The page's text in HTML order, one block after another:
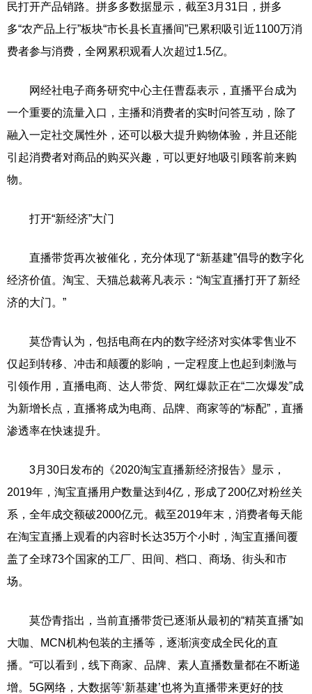
民打开产品销路。拼多多数据显示，截至3月31日，拼多
多“农产品上行”板块“市长县长直播间”已累积吸引近1100万消
费者参与消费，全网累积观看人次超过1.5亿。
网经社电子商务研究中心主任曹磊表示，直播平台成为
一个重要的流量入口，主播和消费者的实时问答互动，除了
融入一定社交属性外，还可以极大提升购物体验，并且还能
引起消费者对商品的购买兴趣，可以更好地吸引顾客前来购
物。
打开“新经济”大门
直播带货再次被催化，充分体现了“新基建”倡导的数字化
经济价值。淘宝、天猫总裁蒋凡表示：“淘宝直播打开了新经
济的大门。”
莫岱青认为，包括电商在内的数字经济对实体零售业不
仅起到转移、冲击和颠覆的影响，一定程度上也起到刺激与
引领作用，直播电商、达人带货、网红爆款正在“二次爆发”成
为新增长点，直播将成为电商、品牌、商家等的“标配”，直播
渗透率在快速提升。
3月30日发布的《2020淘宝直播新经济报告》显示，
2019年，淘宝直播用户数量达到4亿，形成了200亿对粉丝关
系，全年成交额破2000亿元。截至2019年末，消费者每天能
在淘宝直播上观看的内容时长达35万个小时，淘宝直播间覆
盖了全球73个国家的工厂、田间、档口、商场、街头和市
场。
莫岱青指出，当前直播带货已逐渐从最初的“精英直播”如
大咖、MCN机构包装的主播等，逐渐演变成全民化的直
播。“可以看到，线下商家、品牌、素人直播数量都在不断递
增。5G网络，大数据等‘新基建’也将为直播带来更好的技